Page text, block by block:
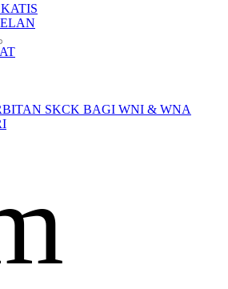
SKCK BAGI WNI & WNA